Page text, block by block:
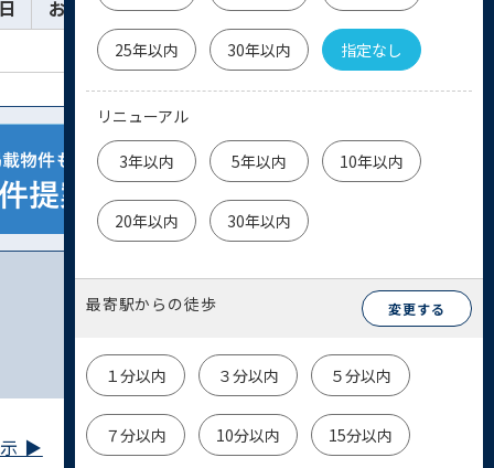
25年以内 30年以内 指定なし
リニューアル
3年以内 5年以内 10年以内
20年以内 30年以内
最寄駅からの徒歩 変更する
１分以内 ３分以内 ５分以内
７分以内 10分以内 15分以内
お気に入り 詳細
お問い合わせ
▶︎